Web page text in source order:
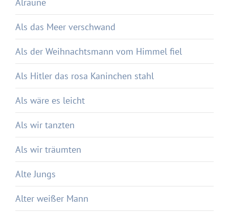
Alraune
Als das Meer verschwand
Als der Weihnachtsmann vom Himmel fiel
Als Hitler das rosa Kaninchen stahl
Als wäre es leicht
Als wir tanzten
Als wir träumten
Alte Jungs
Alter weißer Mann